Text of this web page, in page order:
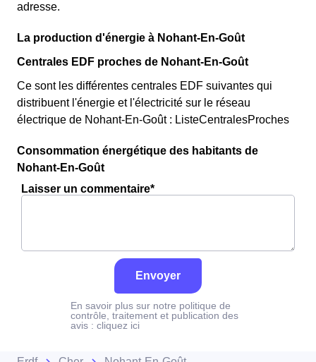
adresse.
La production d'énergie à Nohant-En-Goût
Centrales EDF proches de Nohant-En-Goût
Ce sont les différentes centrales EDF suivantes qui
distribuent l'énergie et l'électricité sur le réseau
électrique de Nohant-En-Goût : ListeCentralesProches
Consommation énergétique des habitants de
Nohant-En-Goût
Laisser un commentaire*
Envoyer
En savoir plus sur notre politique de
contrôle, traitement et publication des
avis : cliquez ici